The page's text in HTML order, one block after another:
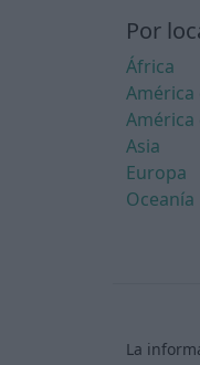
Por
África
América
Asia
Europa
Oceanía
La